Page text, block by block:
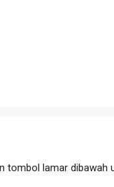
tombol lamar dibawah